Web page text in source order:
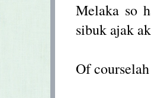
Melaka so
sibuk ajak
Of